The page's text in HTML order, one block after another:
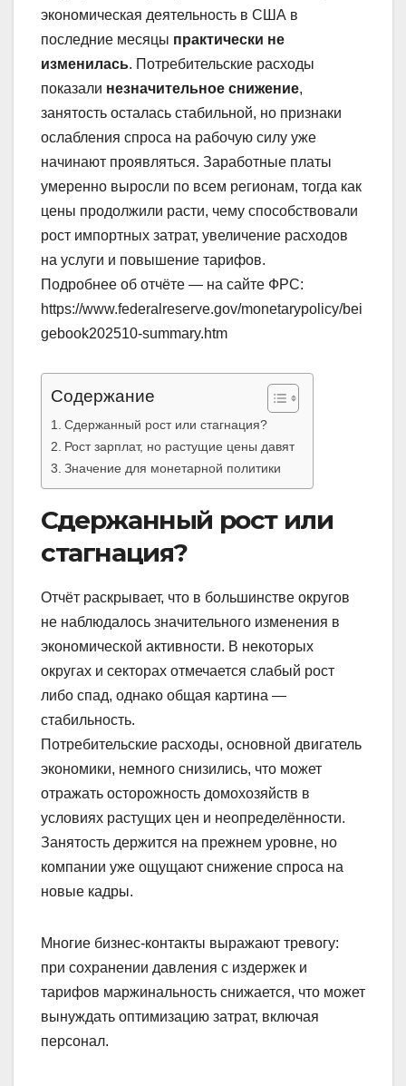
экономическая деятельность в США в
последние месяцы практически не
изменилась. Потребительские расходы
показали незначительное снижение,
занятость осталась стабильной, но признаки
ослабления спроса на рабочую силу уже
начинают проявляться. Заработные платы
умеренно выросли по всем регионам, тогда как
цены продолжили расти, чему способствовали
рост импортных затрат, увеличение расходов
на услуги и повышение тарифов.
Подробнее об отчёте — на сайте ФРС:
https://www.federalreserve.gov/monetarypolicy/bei
gebook202510-summary.htm
Содержание
Сдержанный рост или стагнация?
Рост зарплат, но растущие цены давят
Значение для монетарной политики
Сдержанный рост или
стагнация?
Отчёт раскрывает, что в большинстве округов
не наблюдалось значительного изменения в
экономической активности. В некоторых
округах и секторах отмечается слабый рост
либо спад, однако общая картина —
стабильность.
Потребительские расходы, основной двигатель
экономики, немного снизились, что может
отражать осторожность домохозяйств в
условиях растущих цен и неопределённости.
Занятость держится на прежнем уровне, но
компании уже ощущают снижение спроса на
новые кадры.
Многие бизнес-контакты выражают тревогу:
при сохранении давления с издержек и
тарифов маржинальность снижается, что может
вынуждать оптимизацию затрат, включая
персонал.